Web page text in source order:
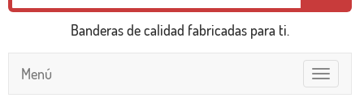
Banderas de calidad fabricadas para ti.
Toggle
navigation
Menú